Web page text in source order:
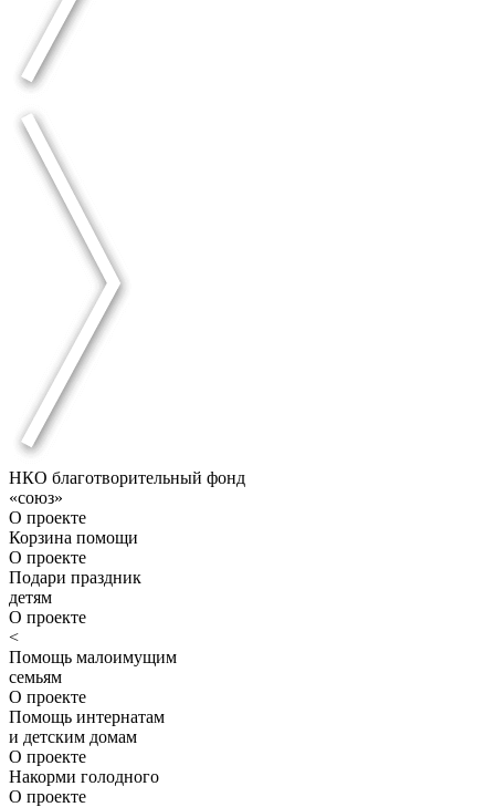
НКО благотворительный фонд
«союз»
О проекте
Корзина помощи
О проекте
Подари праздник
детям
О проекте
<
Помощь малоимущим
семьям
О проекте
Помощь интернатам
и детским домам
О проекте
Накорми голодного
О проекте